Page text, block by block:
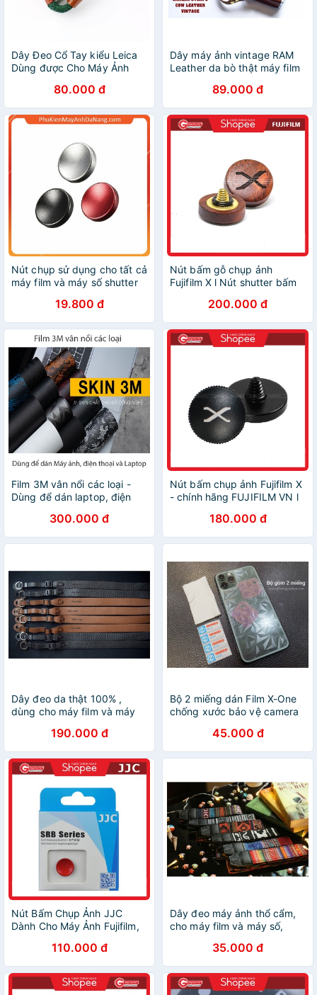
Dây Đeo Cổ Tay kiểu Leica
Dùng được Cho Máy Ảnh
80.000 đ
Dây máy ảnh vintage RAM
Leather da bò thật máy film
89.000 đ
Nút chụp sử dụng cho tất cả
máy film và máy số shutter
19.800 đ
Nút bấm gỗ chụp ảnh
Fujifilm X l Nút shutter bấm
200.000 đ
Film 3M vân nổi các loại -
Dùng để dán laptop, điện
A3 (410x290)300.000 đ
Nút bấm chụp ảnh Fujifilm X
- chính hãng FUJIFILM VN l
Fujifilm, máy ảnh film
180.000 đ
Dây đeo da thật 100% ,
dùng cho máy film và máy
dây đeo máy ảnh bằng da
thật
190.000 đ
Bộ 2 miếng dán Film X-One
chống xước bảo vệ camera
11 Pro Max45.000 đ
Nút Bấm Chụp Ảnh JJC
Dành Cho Máy Ảnh Fujifilm,
bấm chụp máy Fujifilm, máy
ảnh film
110.000 đ
Dây đeo máy ảnh thổ cẩm,
cho máy film và máy số,
GippyFilm - Tiệm tạp hóa
Gippy
35.000 đ